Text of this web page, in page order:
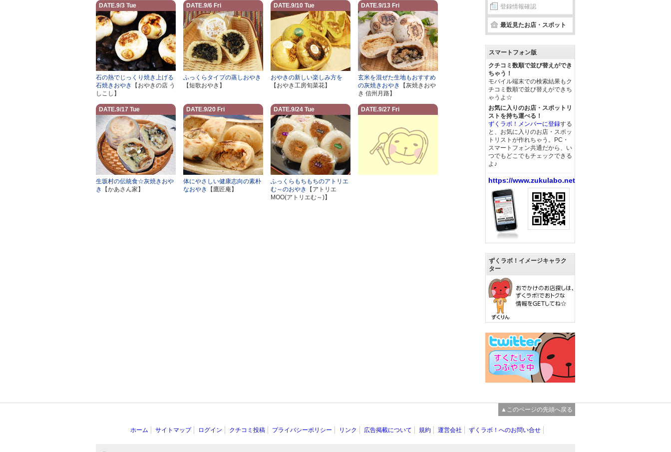
DATE.9/3 Tue
石の熱でじっくり焼き上げる
石焼きおやき
【おやきの店 う
しこし】
DATE.9/6 Fri
ふっくらタイプの蒸しおやき
【短歌おやき】
DATE.9/10 Tue
おやきの新しい楽しみ方を
【おやき工房旬菜花】
DATE.9/13 Fri
玄米を混ぜた生地もおすすめ
の灰焼きおやき
【灰焼きおや
き 信州月路】
DATE.9/17 Tue
生坂村の伝統食☆灰焼きおや
き
【かあさん家】
DATE.9/20 Fri
体にやさしい健康志向の素朴
なおやき
【鷹匠庵】
DATE.9/24 Tue
ふっくらもちもちのアトリエ
む～のおやき
【アトリエ
MOO(アトリエむ～)】
DATE.9/27 Fri
登録情報確認
最近見たお店・スポット
スマートフォン版
クチコミ数順で並び替えができ
ちゃう！
モバイル端末での検索結果もク
チコミ数順で並び替えができち
ゃうよ☆
お気に入りのお店・スポットリ
ストを持ち運べる！
ずくラボ！メンバーに登録する
と、お気に入りのお店・スポッ
トリストが作れちゃう。PC・
スマートフォン共通だから、い
つでもどこでもチェックできる
よ♪
https://www.zukulabo.net/
ずくラボ！イメージキャラク
ター
▲このページの先頭へ戻る
ホーム サイトマップ ログイン クチコミ投稿 プライバシーポリシー リンク 広告掲載について 規約 運営会社 ずくラボ！へのお問い合せ